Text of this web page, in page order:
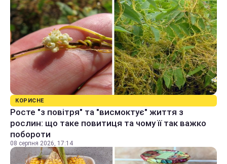
КОРИСНЕ
Росте "з повітря" та "висмоктує" життя з
рослин: що таке повитиця та чому її так важко
побороти
08 серпня 2026, 17:14